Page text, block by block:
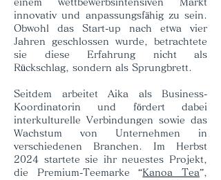
einem wettbewerbsintensiven Markt
innovativ und anpassungsfähig zu sein.
Obwohl das Start-up nach etwa vier
Jahren geschlossen wurde, betrachtete
sie diese Erfahrung nicht als
Rückschlag, sondern als Sprungbrett.
Seitdem arbeitet Aika als Business-
Koordinatorin und fördert dabei
interkulturelle Verbindungen sowie das
Wachstum von Unternehmen in
verschiedenen Branchen. Im Herbst
2024 startete sie ihr neuestes Projekt,
die Premium-Teemarke “Kanoa Tea”,